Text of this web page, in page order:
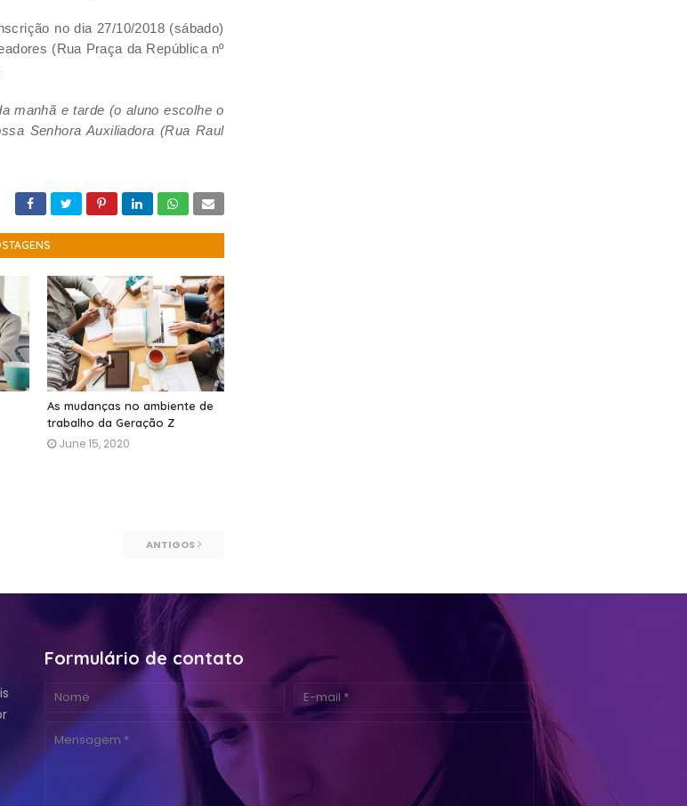
no dia 27/10/2018 (sábado)
(Rua Praça da República nº
manhã e tarde (o aluno escolhe o
Senhora Auxiliadora (Rua Raul
As mudanças no ambiente de
trabalho da Geração Z
June 15, 2020
ANTIGOS
Formulário de contato